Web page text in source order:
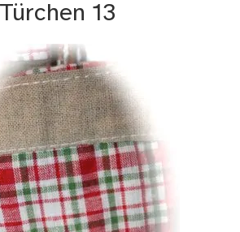
Türchen 13